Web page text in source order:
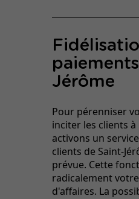
Jérôme
Pour pérenniser
inciter les clients
activons un
clients de Saint-
prévue. Cette
radicalement
d'affaires. La